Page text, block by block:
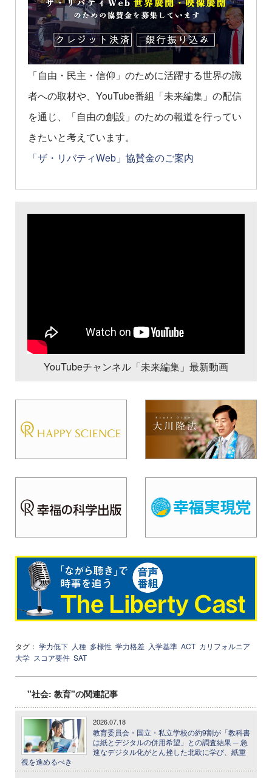
「自由・民主・信仰」のために活躍する世界の識
者への取材や、YouTube番組「未来編集」の配信
を通じ、「自由の創設」のための報道を行ってい
きたいと考えています。
「ザ・リバティWeb」協賛金のご案内
YouTubeチャンネル「未来編集」最新動画
タグ： 学力低下 人種 多様性 学力格差 入学基準 ACT カリフォルニア
大学 スコア要件 SAT
"社会: 教育"の関連記事
2026.07.18
教育委員会・国立・私立学校の約9割が「教科書
は紙とデジタルの併用希望」との調査結果 ─ 急
速なデジタル化がとん挫した北欧に学び、紙重
視を進めるべき